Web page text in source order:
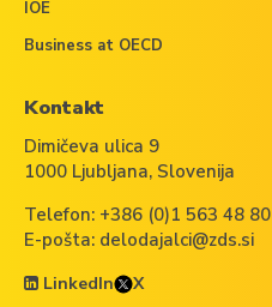
IOE
Business at OECD
Kontakt
Dimičeva ulica 9
1000 Ljubljana, Slovenija
Telefon: +386 (0)1 563 48 80
E-pošta: delodajalci@zds.si
LinkedIn X